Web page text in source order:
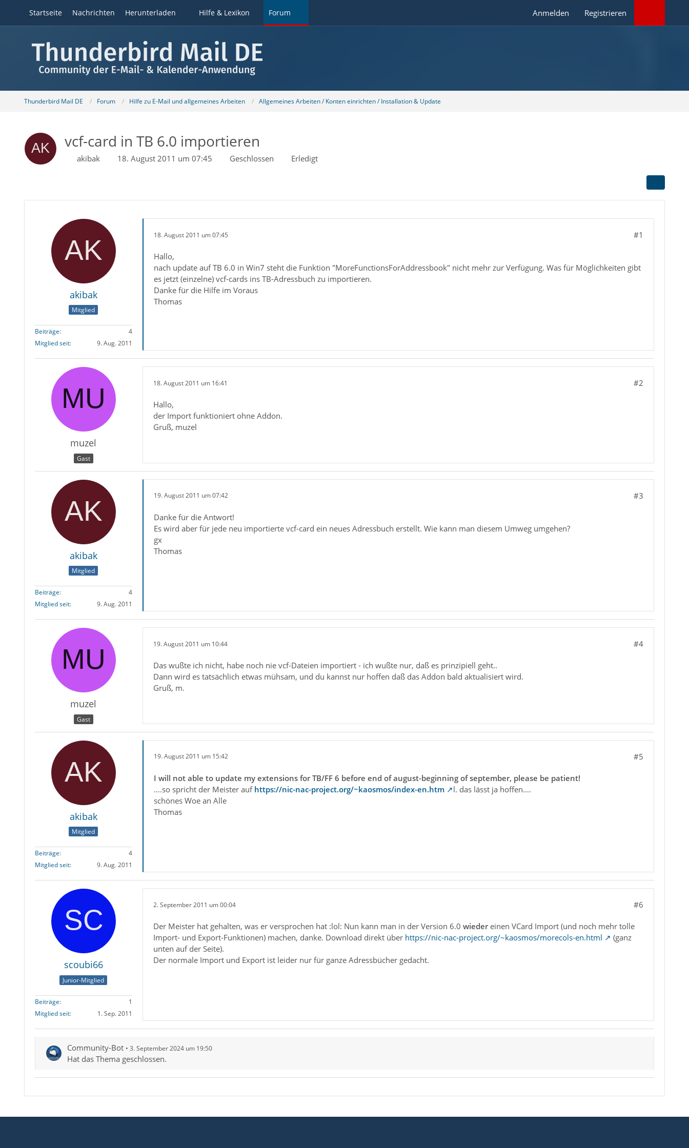
Startseite Nachrichten Herunterladen Hilfe & Lexikon Forum Anmelden Registrieren
Thunderbird Mail DE Forum Hilfe zu E-Mail und allgemeines Arbeiten Allgemeines Arbeiten / Konten einrichten / Installation & Update
vcf-card in TB 6.0 importieren
akibak 18. August 2011 um 07:45 Geschlossen Erledigt
akibak
Mitglied
Beiträge
4
Mitglied seit
9. Aug. 2011
18. August 2011 um 07:45 #1
Hallo,
nach update auf TB 6.0 in Win7 steht die Funktion "MoreFunctionsForAddressbook" nicht mehr zur Verfügung. Was für Möglichkeiten gibt
es jetzt (einzelne) vcf-cards ins TB-Adressbuch zu importieren.
Danke für die Hilfe im Voraus
Thomas
muzel
Gast
18. August 2011 um 16:41 #2
Hallo,
der Import funktioniert ohne Addon.
Gruß, muzel
akibak
Mitglied
Beiträge
4
Mitglied seit
9. Aug. 2011
19. August 2011 um 07:42 #3
Danke für die Antwort!
Es wird aber für jede neu importierte vcf-card ein neues Adressbuch erstellt. Wie kann man diesem Umweg umgehen?
gx
Thomas
muzel
Gast
19. August 2011 um 10:44 #4
Das wußte ich nicht, habe noch nie vcf-Dateien importiert - ich wußte nur, daß es prinzipiell geht..
Dann wird es tatsächlich etwas mühsam, und du kannst nur hoffen daß das Addon bald aktualisiert wird.
Gruß, m.
akibak
Mitglied
Beiträge
4
Mitglied seit
9. Aug. 2011
19. August 2011 um 15:42 #5
I will not able to update my extensions for TB/FF 6 before end of august-beginning of september, please be patient!
....so spricht der Meister auf https://nic-nac-project.org/~kaosmos/index-en.htm
l. das lässt ja hoffen....
schönes Woe an Alle
Thomas
scoubi66
Junior-Mitglied
Beiträge
1
Mitglied seit
1. Sep. 2011
2. September 2011 um 00:04 #6
Der Meister hat gehalten, was er versprochen hat :lol: Nun kann man in der Version 6.0 wieder einen VCard Import (und noch mehr tolle
Import- und Export-Funktionen) machen, danke. Download direkt über https://nic-nac-project.org/~kaosmos/morecols-en.html
(ganz
unten auf der Seite).
Der normale Import und Export ist leider nur für ganze Adressbücher gedacht.
Community-Bot 3. September 2024 um 19:50
Hat das Thema geschlossen.